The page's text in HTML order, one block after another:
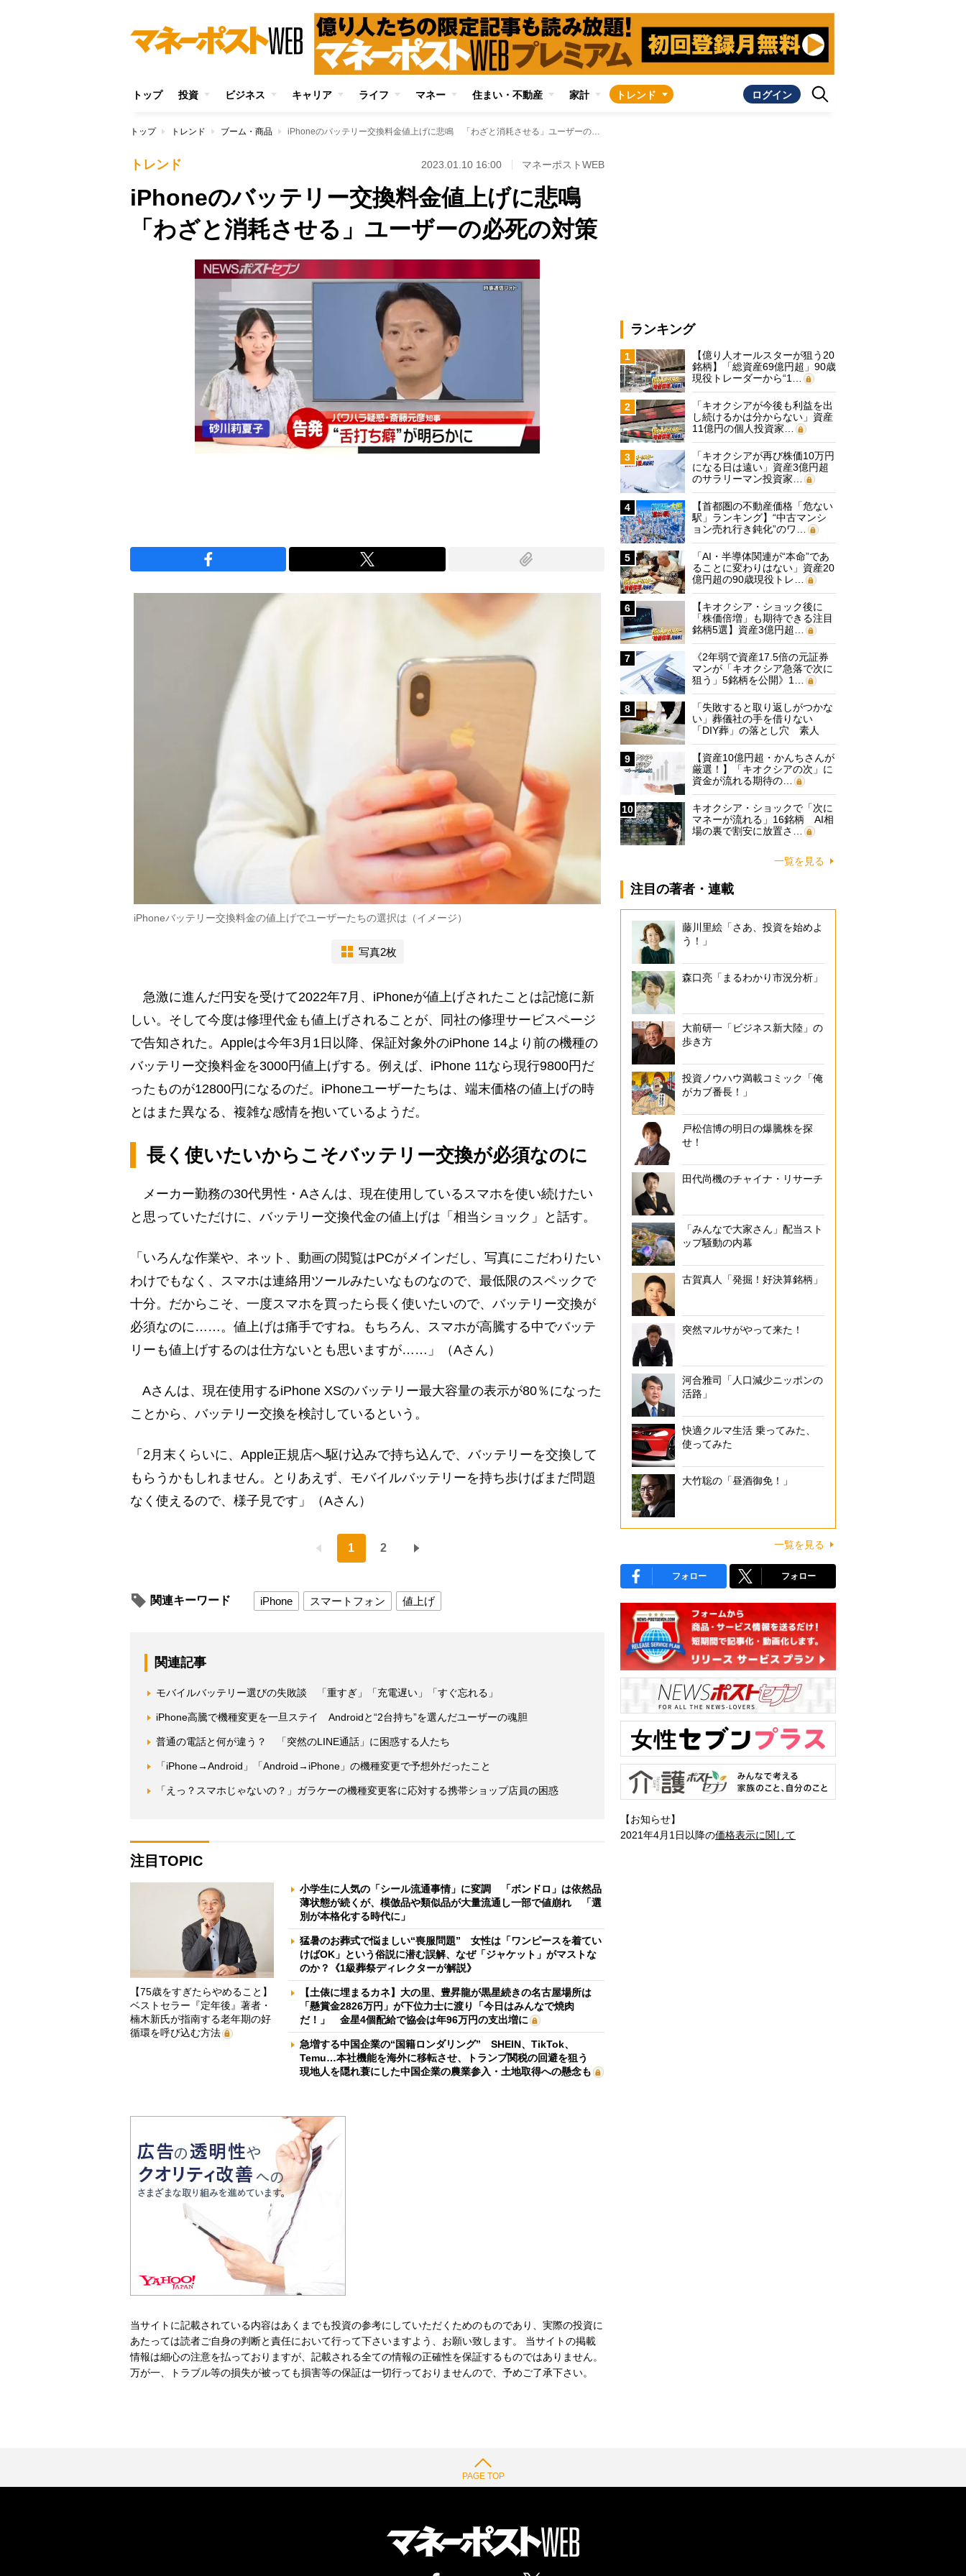
トップ 投資 ビジネス キャリア ライフ マネー 住まい・不動産 家計 トレンド ログイン
トップ トレンド ブーム・商品 iPhoneのバッテリー交換料金値上げに悲鳴 「わざと消耗させる」ユーザーの必死の対策
トレンド 2023.01.10 16:00 マネーポストWEB
iPhoneのバッテリー交換料金値上げに悲鳴
「わざと消耗させる」ユーザーの必死の対策
iPhoneバッテリー交換料金の値上げでユーザーたちの選択は（イメージ）
写真2枚
急激に進んだ円安を受けて2022年7月、iPhoneが値上げされたことは記憶に新
しい。そして今度は修理代金も値上げされることが、同社の修理サービスページ
で告知された。Appleは今年3月1日以降、保証対象外のiPhone 14より前の機種の
バッテリー交換料金を3000円値上げする。例えば、iPhone 11なら現行9800円だ
ったものが12800円になるのだ。iPhoneユーザーたちは、端末価格の値上げの時
とはまた異なる、複雑な感情を抱いているようだ。
長く使いたいからこそバッテリー交換が必須なのに
メーカー勤務の30代男性・Aさんは、現在使用しているスマホを使い続けたい
と思っていただけに、バッテリー交換代金の値上げは「相当ショック」と話す。
「いろんな作業や、ネット、動画の閲覧はPCがメインだし、写真にこだわりたい
わけでもなく、スマホは連絡用ツールみたいなものなので、最低限のスペックで
十分。だからこそ、一度スマホを買ったら長く使いたいので、バッテリー交換が
必須なのに……。値上げは痛手ですね。もちろん、スマホが高騰する中でバッテ
リーも値上げするのは仕方ないとも思いますが……」（Aさん）
Aさんは、現在使用するiPhone XSのバッテリー最大容量の表示が80％になった
ことから、バッテリー交換を検討しているという。
「2月末くらいに、Apple正規店へ駆け込みで持ち込んで、バッテリーを交換して
もらうかもしれません。とりあえず、モバイルバッテリーを持ち歩けばまだ問題
なく使えるので、様子見です」（Aさん）
1 2
関連キーワード iPhone スマートフォン 値上げ
関連記事
モバイルバッテリー選びの失敗談 「重すぎ」「充電遅い」「すぐ忘れる」
iPhone高騰で機種変更を一旦ステイ Androidと“2台持ち”を選んだユーザーの魂胆
普通の電話と何が違う？ 「突然のLINE通話」に困惑する人たち
「iPhone→Android」「Android→iPhone」の機種変更で予想外だったこと
「えっ？スマホじゃないの？」ガラケーの機種変更客に応対する携帯ショップ店員の困惑
注目TOPIC
【75歳をすぎたらやめること】
ベストセラー『定年後』著者・
楠木新氏が指南する老年期の好
循環を呼び込む方法
小学生に人気の「シール流通事情」に変調 「ボンドロ」は依然品
薄状態が続くが、模倣品や類似品が大量流通し一部で値崩れ 「選
別が本格化する時代に」
猛暑のお葬式で悩ましい“喪服問題” 女性は「ワンピースを着てい
けばOK」という俗説に潜む誤解、なぜ「ジャケット」がマストな
のか？《1級葬祭ディレクターが解説》
【土俵に埋まるカネ】大の里、豊昇龍が黒星続きの名古屋場所は
「懸賞金2826万円」が下位力士に渡り「今日はみんなで焼肉
だ！」 金星4個配給で協会は年96万円の支出増に
急増する中国企業の“国籍ロンダリング” SHEIN、TikTok、
Temu…本社機能を海外に移転させ、トランプ関税の回避を狙う
現地人を隠れ蓑にした中国企業の農業参入・土地取得への懸念も
当サイトに記載されている内容はあくまでも投資の参考にしていただくためのものであり、実際の投資に
あたっては読者ご自身の判断と責任において行って下さいますよう、お願い致します。 当サイトの掲載
情報は細心の注意を払っておりますが、記載される全ての情報の正確性を保証するものではありません。
万が一、トラブル等の損失が被っても損害等の保証は一切行っておりませんので、予めご了承下さい。
ランキング
1
【億り人オールスターが狙う20
銘柄】「総資産69億円超」90歳
現役トレーダーから“1…
2
「キオクシアが今後も利益を出
し続けるかは分からない」資産
11億円の個人投資家…
3
「キオクシアが再び株価10万円
になる日は遠い」資産3億円超
のサラリーマン投資家…
4
【首都圏の不動産価格「危ない
駅」ランキング】“中古マンシ
ョン売れ行き鈍化”のワ…
5
「AI・半導体関連が“本命”であ
ることに変わりはない」資産20
億円超の90歳現役トレ…
6
【キオクシア・ショック後に
「株価倍増」も期待できる注目
銘柄5選】資産3億円超…
7
《2年弱で資産17.5倍の元証券
マンが「キオクシア急落で次に
狙う」5銘柄を公開》1…
8
「失敗すると取り返しがつかな
い」葬儀社の手を借りない
「DIY葬」の落とし穴 素人
に…
9
【資産10億円超・かんちさんが
厳選！】「キオクシアの次」に
資金が流れる期待の…
10
キオクシア・ショックで「次に
マネーが流れる」16銘柄 AI相
場の裏で割安に放置さ…
一覧を見る
注目の著者・連載
藤川里絵「さあ、投資を始めよ
う！」
森口亮「まるわかり市況分析」
大前研一「ビジネス新大陸」の
歩き方
投資ノウハウ満載コミック「俺
がカブ番長！」
戸松信博の明日の爆騰株を探
せ！
田代尚機のチャイナ・リサーチ
「みんなで大家さん」配当スト
ップ騒動の内幕
古賀真人「発掘！好決算銘柄」
突然マルサがやって来た！
河合雅司「人口減少ニッポンの
活路」
快適クルマ生活 乗ってみた、
使ってみた
大竹聡の「昼酒御免！」
一覧を見る
フォロー フォロー
【お知らせ】
2021年4月1日以降の価格表示に関して
PAGE TOP